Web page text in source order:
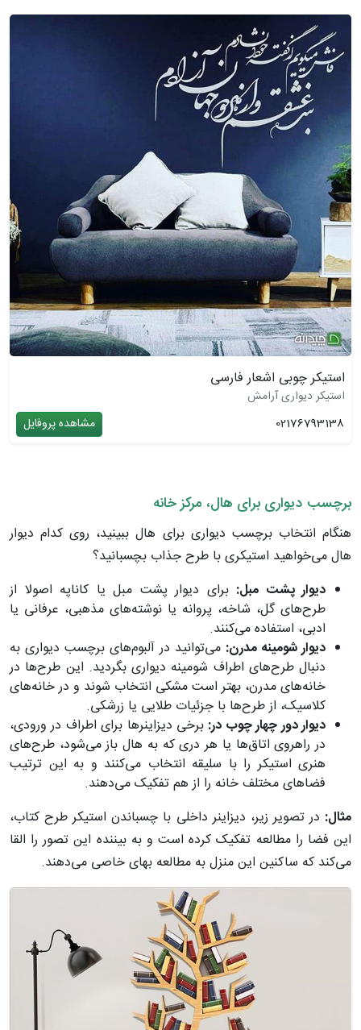
استیکر چوبی اشعار فارسی
استیکر دیواری آرامش
02176793138
مشاهده پروفایل
برچسب دیواری برای هال، مرکز خانه
هنگام انتخاب برچسب دیواری برای هال ببینید، روی کدام دیوار
هال می‌‌خواهید استیکری با طرح جذاب بچسبانید؟
دیوار پشت مبل: برای دیوار پشت مبل یا کاناپه اصولا از
طرح‌های گل، شاخه، پروانه یا نوشته‌های مذهبی، عرفانی یا
ادبی، استفاده می‌کنند.
دیوار شومینه مدرن: می‌توانید در آلبوم‌های برچسب دیواری به
دنبال طرح‌های اطراف شومینه دیواری بگردید. این طرح‌ها در
خانه‌های مدرن، بهتر است مشکی انتخاب شوند و در خانه‌های
کلاسیک، از طرح‌ها با جزئیات طلایی یا زرشکی.
دیوار دور چهار چوب در: برخی دیزاینرها برای اطراف در ورودی،
در راهروی اتاق‌ها یا هر دری که به هال باز می‌شود، طرح‌های
هنری استیکر را با سلیقه انتخاب می‌کنند و به این ترتیب
فضاهای مختلف خانه را از هم تفکیک می‌دهند.
مثال: در تصویر زیر، دیزاینر داخلی با چسباندن استیکر طرح کتاب،
این فضا را مطالعه تفکیک کرده‌ است و به بیننده این تصور را القا
می‌کند که ساکنین این منزل به مطالعه بهای خاصی می‌دهند.